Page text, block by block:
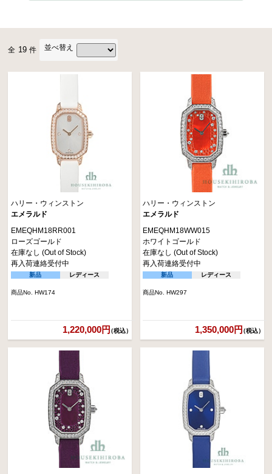
全 19 件 並べ替え
ハリー・ウィンストン
エメラルド
EMEQHM18RR001
ローズゴールド
在庫なし (Out of Stock)
再入荷連絡受付中
新品 レディース
商品No. HW174
1,220,000円（税込）
ハリー・ウィンストン
エメラルド
EMEQHM18WW015
ホワイトゴールド
在庫なし (Out of Stock)
再入荷連絡受付中
新品 レディース
商品No. HW297
1,350,000円（税込）